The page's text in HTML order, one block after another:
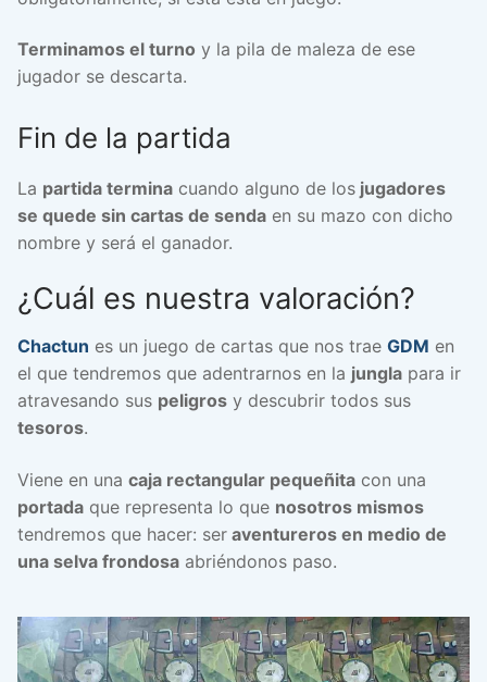
Terminamos el turno y la pila de maleza de ese
jugador se descarta.
Fin de la partida
La partida termina cuando alguno de los jugadores
se quede sin cartas de senda en su mazo con dicho
nombre y será el ganador.
¿Cuál es nuestra valoración?
Chactun es un juego de cartas que nos trae GDM en
el que tendremos que adentrarnos en la jungla para ir
atravesando sus peligros y descubrir todos sus
tesoros.
Viene en una caja rectangular pequeñita con una
portada que representa lo que nosotros mismos
tendremos que hacer: ser aventureros en medio de
una selva frondosa abriéndonos paso.